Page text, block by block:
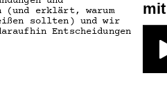
(und erklärt, warum
sollten) und wir
Entscheidungen